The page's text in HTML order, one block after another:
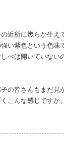
近所に幾らか生え
い紫色という色味
しべは開いていない
の皆さんもまだ見
こんな感じですか。